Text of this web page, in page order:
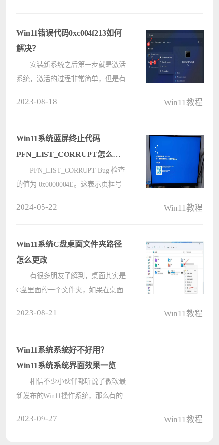
以了，下面小编就教给大家详细的操
作方????
Win11错误代码0xc004f213如何
解决？
安装新系统之后第一步就是激活
系统，激活的过程非常简单，但是有
1、验证许可证密钥 非????
2023-08-18 Win11教程
Win11系统蓝屏终止代码
PFN_LIST_CORRUPT怎么解
决？
PFN_LIST_CORRUPT Bug 检查
的值为 0x0000004E。这表示页框号
了问题，而台式机遇到蓝屏，我们通
常建议用????
2024-05-22 Win11教程
Win11系统C盘桌面文件夹路径
怎么更改
有很多朋友了解到，桌面其实是
C盘里面的一个文件夹，如果在桌面
担心C盘空间被占用啦，具体应该怎
么做呢????
2023-08-21 Win11教程
Win11系统系统好不好用？
Win11系统系统界面效果一览
相信不少小伙伴都听说了微软最
新发布的Win11操作系统，那么有的
2023-09-27 Win11教程